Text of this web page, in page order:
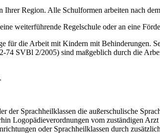
Ihrer Region. Alle Schulformen arbeiten nach
weiterführende Regelschule oder an eine
für die Arbeit mit Kindern mit Behinderungen.
SVBl 2/2005) sind maßgeblich durch die
der Sprachheilklassen die außerschulische
Logopädieverordnungen vom zuständigen
oder Sprachheilklassen durch